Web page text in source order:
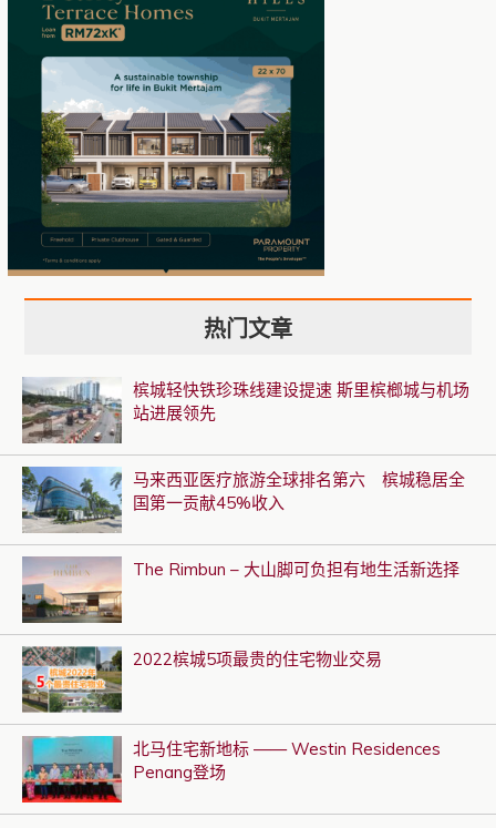
热门文章
槟城轻快铁珍珠线建设提速 斯里槟榔城与机场
站进展领先
马来西亚医疗旅游全球排名第六 槟城稳居全
国第一贡献45%收入
The Rimbun – 大山脚可负担有地生活新选择
2022槟城5项最贵的住宅物业交易
北马住宅新地标 —— Westin Residences
Penang登场